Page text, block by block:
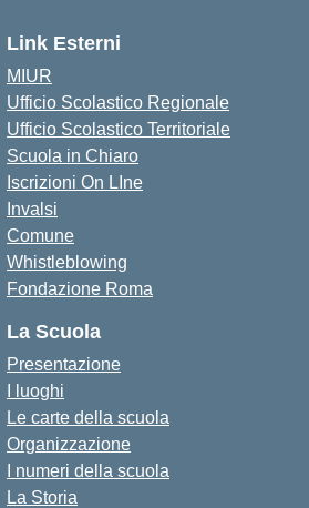
Link Esterni
MIUR
Ufficio Scolastico Regionale
Ufficio Scolastico Territoriale
Scuola in Chiaro
Iscrizioni On LIne
Invalsi
Comune
Whistleblowing
Fondazione Roma
La Scuola
Presentazione
I luoghi
Le carte della scuola
Organizzazione
I numeri della scuola
La Storia